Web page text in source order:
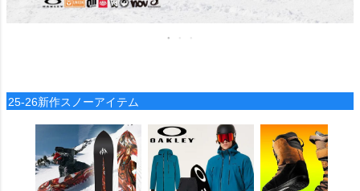
25-26新作スノーアイテム